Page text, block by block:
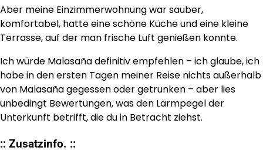
Aber meine Einzimmerwohnung war sauber,
komfortabel, hatte eine schöne Küche und eine kleine
Terrasse, auf der man frische Luft genießen konnte.
Ich würde Malasaña definitiv empfehlen – ich glaube, ich
habe in den ersten Tagen meiner Reise nichts außerhalb
von Malasaña gegessen oder getrunken – aber lies
unbedingt Bewertungen, was den Lärmpegel der
Unterkunft betrifft, die du in Betracht ziehst.
:: Zusatzinfo. ::